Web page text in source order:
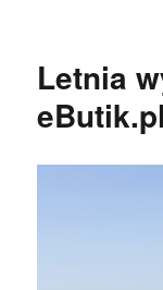
Letnia
eButik.pl